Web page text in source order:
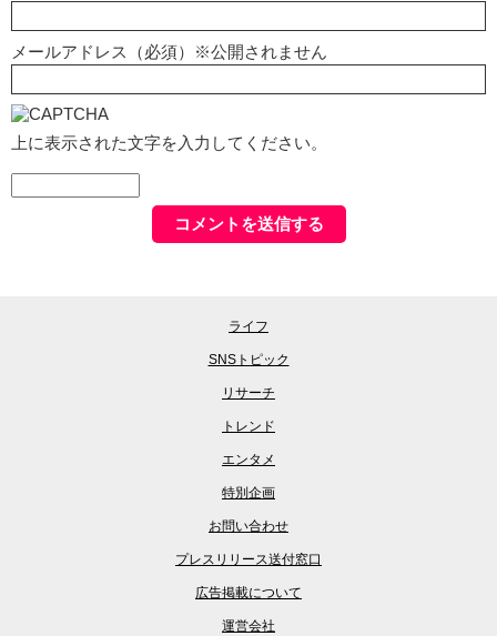
メールアドレス（必須）※公開されません
上に表示された文字を入力してください。
ライフ
SNSトピック
リサーチ
トレンド
エンタメ
特別企画
お問い合わせ
プレスリリース送付窓口
広告掲載について
運営会社